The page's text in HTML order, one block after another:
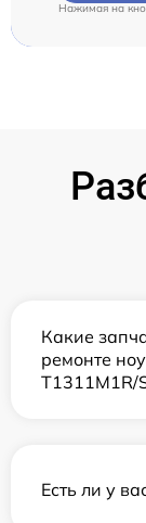
Нажимая на
Какие
ремонте
T1311M1R/
Есть ли у